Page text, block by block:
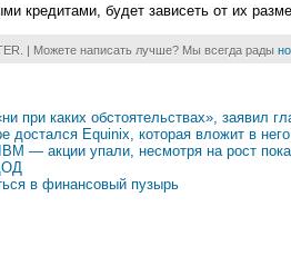
будет зависеть от их
| Можете написать лучше? Мы всегда рады
при каких обстоятельствах», заявил
достался Equinix, которая вложит в
— акции упали, несмотря на рост
в финансовый пузырь